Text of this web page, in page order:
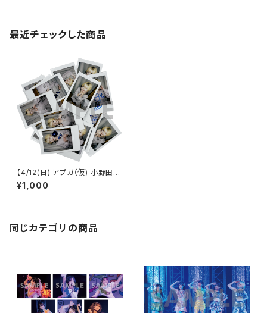
最近チェックした商品
【4/12(日) アプガ（仮) 小野田生
誕2026】 ランダムチェキ
¥1,000
同じカテゴリの商品